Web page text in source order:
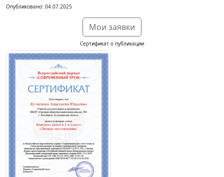
Опубликовано: 04.07.2025
Мои заявки
Сертификат о публикации